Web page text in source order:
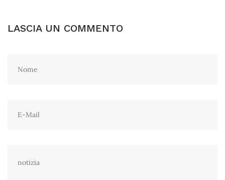
LASCIA UN COMMENTO